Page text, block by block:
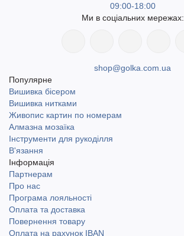
09:00-18:00
Ми в соціальних мережах:
shop@golka.com.ua
Популярне
Вишивка бісером
Вишивка нитками
Живопис картин по номерам
Алмазна мозаїка
Інструменти для рукоділля
В'язання
Інформація
Партнерам
Про нас
Програма лояльності
Оплата та доставка
Повернення товару
Оплата на рахунок IBAN